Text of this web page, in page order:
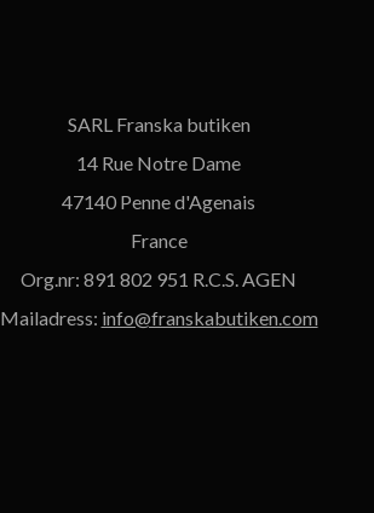
SARL Franska butiken
14 Rue Notre Dame
47140 Penne d'Agenais
France
Org.nr: 891 802 951 R.C.S. AGEN
Mailadress: info@franskabutiken.com